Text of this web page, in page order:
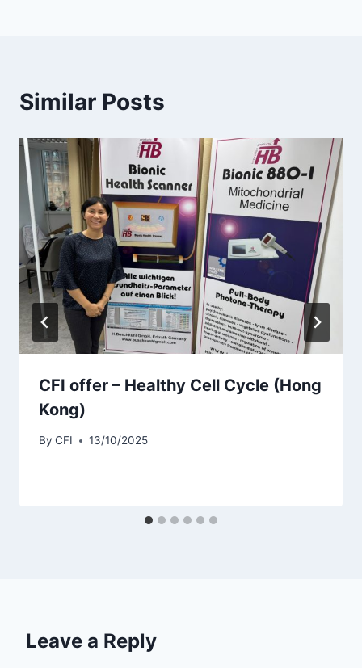
Similar Posts
CFI offer – Healthy Cell Cycle (Hong
Kong)
By CFI 13/10/2025
Leave a Reply